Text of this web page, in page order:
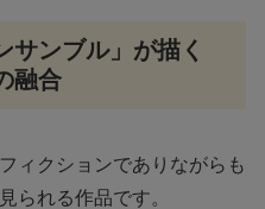
サンブル」が描く
融合
ィクションでありながらも
られる作品です。